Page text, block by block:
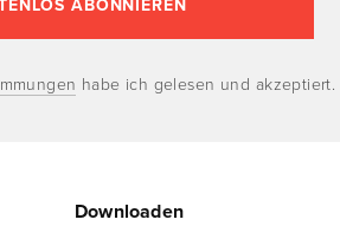
habe ich gelesen und akzeptiert.
Downloaden